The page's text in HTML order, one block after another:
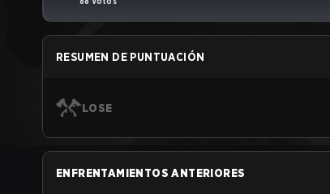
RESUMEN DE PUNTUACIÓN
LOSE
ENFRENTAMIENTOS ANTERIORES